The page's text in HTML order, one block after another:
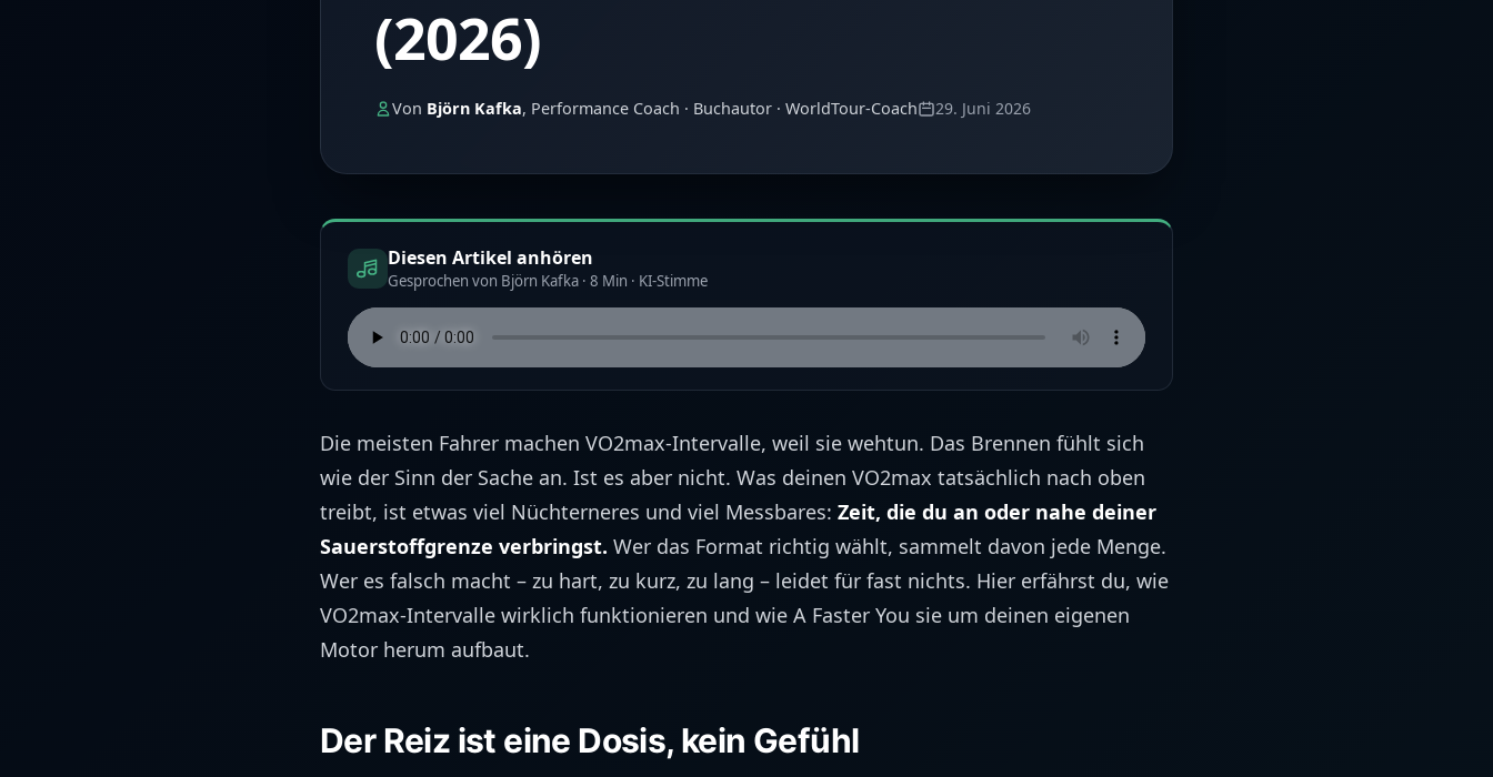
(2026)
Von Björn Kafka, Performance Coach · Buchautor · WorldTour-Coach 29. Juni 2026
Diesen Artikel anhören
Gesprochen von Björn Kafka · 8 Min · KI-Stimme
Die meisten Fahrer machen VO2max-Intervalle, weil sie wehtun. Das Brennen fühlt sich
wie der Sinn der Sache an. Ist es aber nicht. Was deinen VO2max tatsächlich nach oben
treibt, ist etwas viel Nüchterneres und viel Messbares: Zeit, die du an oder nahe deiner
Sauerstoffgrenze verbringst. Wer das Format richtig wählt, sammelt davon jede Menge.
Wer es falsch macht – zu hart, zu kurz, zu lang – leidet für fast nichts. Hier erfährst du, wie
VO2max-Intervalle wirklich funktionieren und wie A Faster You sie um deinen eigenen
Motor herum aufbaut.
Der Reiz ist eine Dosis, kein Gefühl